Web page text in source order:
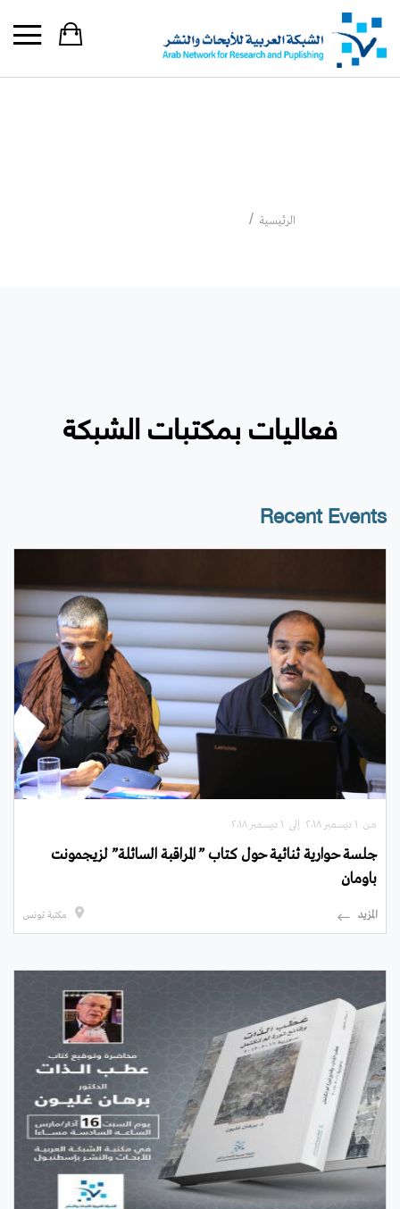
الرئيسية
فعاليات بمكتبات الشبكة
Recent Events
من ۱ ديسمبر ۲۰۱۸ إلى ۱ ديسمبر ۲۰۱۸
جلسة حوارية ثنائية حول كتاب ” المراقبة السائلة” لزيجمونت
باومان
المزيد مكتبة تونس